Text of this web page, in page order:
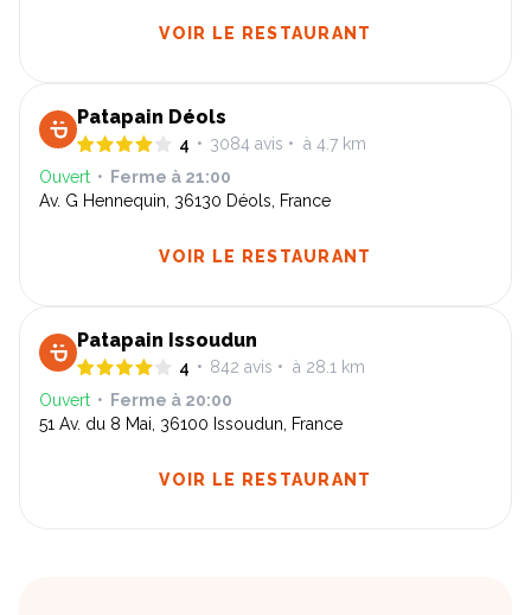
VOIR LE RESTAURANT
Patapain Déols
4 • 3084 avis • à 4.7 km
Ouvert • Ferme à 21:00
Av. G Hennequin, 36130 Déols, France
VOIR LE RESTAURANT
Patapain Issoudun
4 • 842 avis • à 28.1 km
Ouvert • Ferme à 20:00
51 Av. du 8 Mai, 36100 Issoudun, France
VOIR LE RESTAURANT